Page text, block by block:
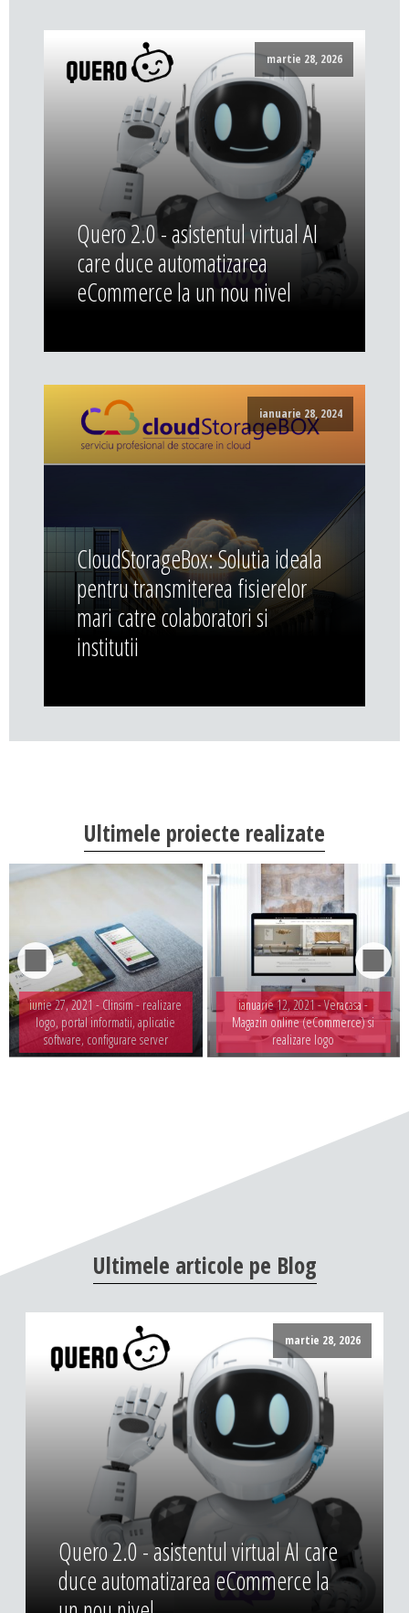
martie 28, 2026
Quero 2.0 - asistentul virtual AI
care duce automatizarea
eCommerce la un nou nivel
ianuarie 28, 2024
CloudStorageBox: Solutia ideala
pentru transmiterea fisierelor
mari catre colaboratori si
institutii
Ultimele proiecte realizate
iunie 27, 2021 - Clinsim - realizare
logo, portal informatii, aplicatie
software, configurare server
ianuarie 12, 2021 -Veracasa -
Magazin online (eCommerce) si
realizare logo
Ultimele articole pe Blog
martie 28, 2026
Quero 2.0 - asistentul virtual AI care
duce automatizarea eCommerce la